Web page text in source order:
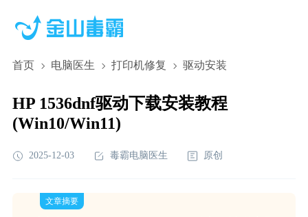
首页 电脑医生 打印机修复 驱动安装
HP 1536dnf驱动下载安装教程
(Win10/Win11)
2025-12-03 毒霸电脑医生 原创
文章摘要